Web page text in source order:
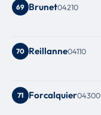
69 Brunet04210
70 Reillanne04110
71 Forcalquier04300